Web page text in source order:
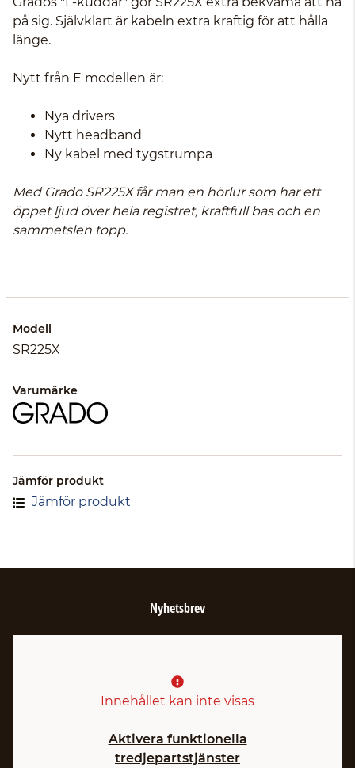
på sig. Självklart är kabeln extra kraftig för att hålla
länge.
Nytt från E modellen är:
Nya drivers
Nytt headband
Ny kabel med tygstrumpa
Med Grado SR225X får man en hörlur som har ett
öppet ljud över hela registret, kraftfull bas och en
sammetslen topp.
Modell
SR225X
Varumärke
Jämför produkt
Jämför produkt
Nyhetsbrev
Innehållet kan inte visas
Aktivera funktionella
tredjepartstjänster